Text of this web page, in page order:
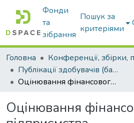
Фонди
та
зібрання
Пошук за
критеріями
Головна
Публікації здобувачів (бакалаврів. магістрів, аспірантів)
Оцінювання фінансового стану підприємства
Оцінювання